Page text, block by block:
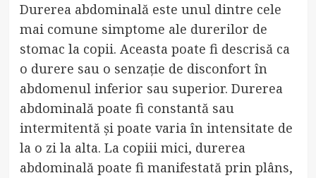
Durerea abdominală este unul dintre cele
mai comune simptome ale durerilor de
stomac la copii. Aceasta poate fi descrisă ca
o durere sau o senzație de disconfort în
abdomenul inferior sau superior. Durerea
abdominală poate fi constantă sau
intermitentă și poate varia în intensitate de
la o zi la alta. La copiii mici, durerea
abdominală poate fi manifestată prin plâns,